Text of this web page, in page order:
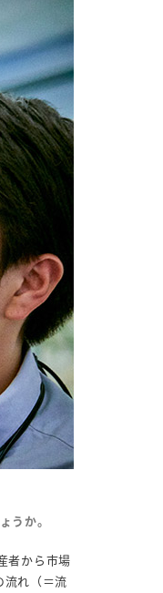
うか。
者から市場
流れ（＝流